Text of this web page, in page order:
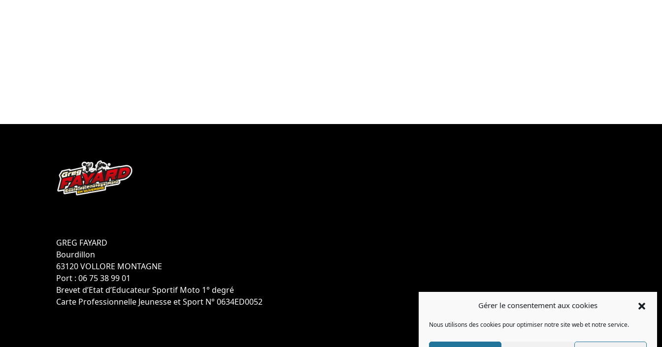
Gérer le consentement aux cookies
Nous utilisons des cookies pour optimiser notre site web et notre service.
GREG FAYARD
Bourdillon
63120 VOLLORE MONTAGNE
Port : 06 75 38 99 01
Brevet d’Etat d’Educateur Sportif Moto 1° degré
Carte Professionnelle Jeunesse et Sport N° 0634ED0052